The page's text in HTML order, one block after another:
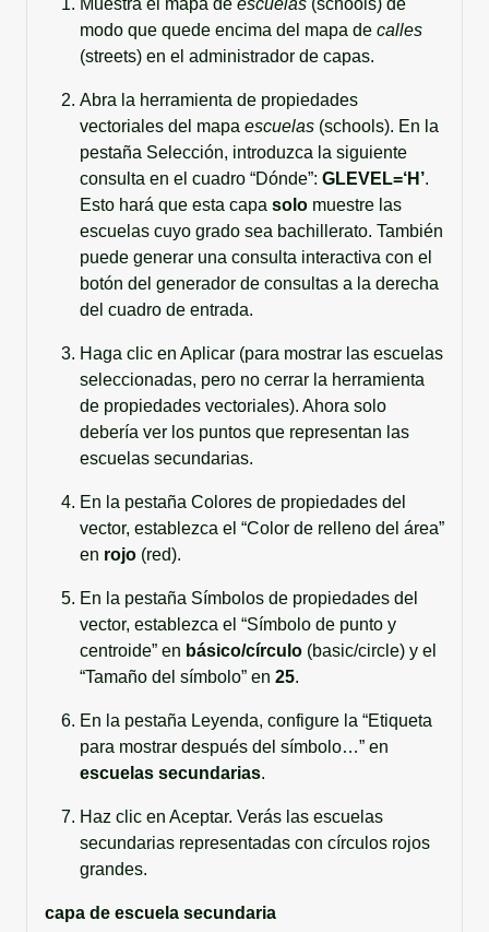
modo que quede encima del mapa de calles
(streets) en el administrador de capas.
Abra la herramienta de propiedades
vectoriales del mapa escuelas (schools). En la
pestaña Selección, introduzca la siguiente
consulta en el cuadro “Dónde”: GLEVEL=‘H’.
Esto hará que esta capa solo muestre las
escuelas cuyo grado sea bachillerato. También
puede generar una consulta interactiva con el
botón del generador de consultas a la derecha
del cuadro de entrada.
Haga clic en Aplicar (para mostrar las escuelas
seleccionadas, pero no cerrar la herramienta
de propiedades vectoriales). Ahora solo
debería ver los puntos que representan las
escuelas secundarias.
En la pestaña Colores de propiedades del
vector, establezca el “Color de relleno del área”
en rojo (red).
En la pestaña Símbolos de propiedades del
vector, establezca el “Símbolo de punto y
centroide” en básico/círculo (basic/circle) y el
“Tamaño del símbolo” en 25.
En la pestaña Leyenda, configure la “Etiqueta
para mostrar después del símbolo…” en
escuelas secundarias.
Haz clic en Aceptar. Verás las escuelas
secundarias representadas con círculos rojos
grandes.
capa de escuela secundaria